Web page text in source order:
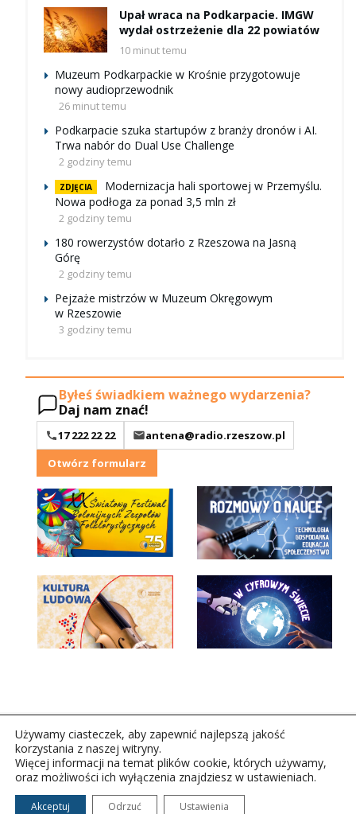
Upał wraca na Podkarpacie. IMGW
wydał ostrzeżenie dla 22 powiatów
10 minut temu
Muzeum Podkarpackie w Krośnie przygotowuje
nowy audioprzewodnik
26 minut temu
Podkarpacie szuka startupów z branży dronów i AI.
Trwa nabór do Dual Use Challenge
2 godziny temu
ZDJĘCIA
Modernizacja hali sportowej w Przemyślu.
Nowa podłoga za ponad 3,5 mln zł
2 godziny temu
180 rowerzystów dotarło z Rzeszowa na Jasną
Górę
2 godziny temu
Pejzaże mistrzów w Muzeum Okręgowym
w Rzeszowie
3 godziny temu
Byłeś świadkiem ważnego wydarzenia?
Daj nam znać!
17 222 22 22
antena@radio.rzeszow.pl
Otwórz formularz
Copyright © 2026Polskie Radio Rzeszów S.A. w likwidacj.
Wszelkie prawa zastrzeżone.
Używamy ciasteczek, aby zapewnić najlepszą jakość
korzystania z naszej witryny.
Więcej informacji na temat plików cookie, których używamy,
oraz możliwości ich wyłączenia znajdziesz w ustawieniach.
Akceptuj Odrzuć Ustawienia